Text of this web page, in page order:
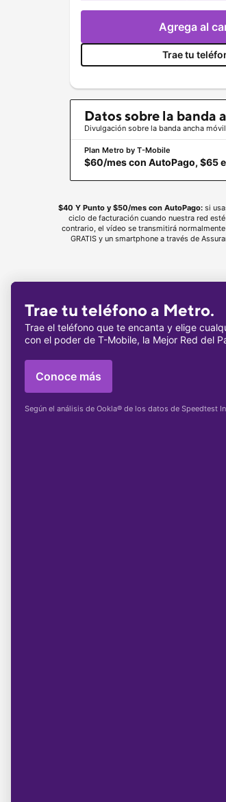
Agrega al
Trae tu
Datos sobre la banda
Divulgación sobre la banda ancha
Plan Metro by T-Mobile
$60/mes con AutoPago, $65
$40 Y Punto y $50/mes con AutoPago:si
ciclo de facturación cuando nuestra red
contrario, el vídeo se transmitirá
GRATIS y un smartphone a través de
Trae tu teléfono a Metro.
Trae el teléfono que te encanta y elige
con el poder de T-Mobile, la Mejor Red del
Conoce más
Según el análisis de Ookla® de los datos de Speedtest